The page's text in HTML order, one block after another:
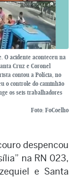
O acidente aconteceu na
Cruz e Coronel
contou a Polícia, no
o controle do caminhão
os seis trabalhadores
Foto: FoCoelho
despencou
na RN 023,
e Santa